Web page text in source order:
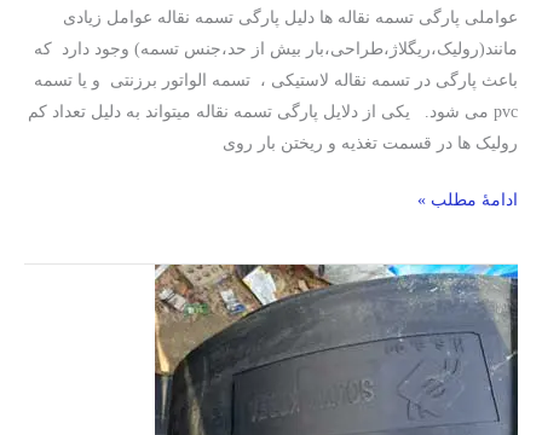
عواملی پارگی تسمه نقاله ها دلیل پارگی تسمه نقاله عوامل زیادی
مانند(رولیک،ریگلاژ،طراحی،بار بیش از حد،جنس تسمه) وجود دارد که
باعث پارگی در تسمه نقاله لاستیکی ، تسمه الواتور برزنتی و یا تسمه
pvc می شود. یکی از دلایل پارگی تسمه نقاله میتواند به دلیل تعداد کم
رولیک ها در قسمت تغذیه و ریختن بار روی
ادامۀ مطلب »
تاریخچه
لاستیک
پیدایش
کائوچو